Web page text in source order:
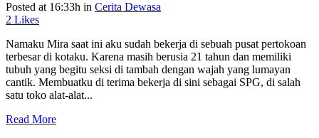
Posted at 16:33h in Cerita Dewasa
2 Likes
Namaku Mira saat ini aku sudah bekerja di sebuah pusat pertokoan
terbesar di kotaku. Karena masih berusia 21 tahun dan memiliki
tubuh yang begitu seksi di tambah dengan wajah yang lumayan
cantik. Membuatku di terima bekerja di sini sebagai SPG, di salah
satu toko alat-alat...
Read More